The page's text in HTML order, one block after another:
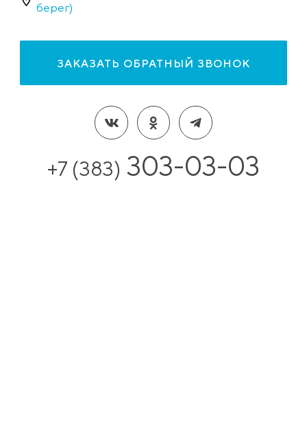
берег)
ЗАКАЗАТЬ ОБРАТНЫЙ ЗВОНОК
+7 (383) 303-03-03